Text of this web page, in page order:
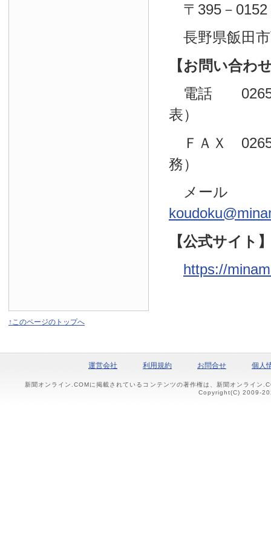
〒395－0152
長野県飯田
【お問い合わ
電話 0265
表）
ＦＡＸ 0265
務）
メール
【公式サイト
https://
↑このページのトップへ
運営会社 利用規約 お問合せ 個人
新聞オンライン.COMに掲載されているコンテンツの著作権は、新聞オンライン
Copyright(C) 2009-